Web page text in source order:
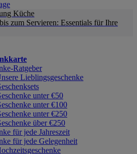
Küche
zum Servieren: Essentials für Ihre
Ratgeber
Lieblingsgeschenke
unter €50
unter €100
unter €250
über €250
für jede Jahreszeit
für jede Gelegenheit